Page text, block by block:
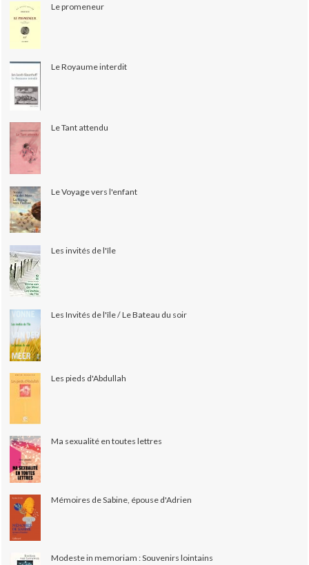
Le promeneur
Le Royaume interdit
Le Tant attendu
Le Voyage vers l'enfant
Les invités de l'île
Les Invités de l'île / Le Bateau du soir
Les pieds d'Abdullah
Ma sexualité en toutes lettres
Mémoires de Sabine, épouse d'Adrien
Modeste in memoriam : Souvenirs lointains